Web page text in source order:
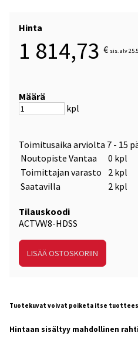
Hinta
1 814,73 € sis. alv
Määrä
kpl
Toimitusaika arviolta 7 - 15
Noutopiste Vantaa
0 kpl
Toimittajan varasto
2 kpl
Saatavilla
2 kpl
Tilauskoodi
ACTVW8-HDSS
Tuotekuvat voivat poiketa itse
Hintaan sisältyy mahdollinen